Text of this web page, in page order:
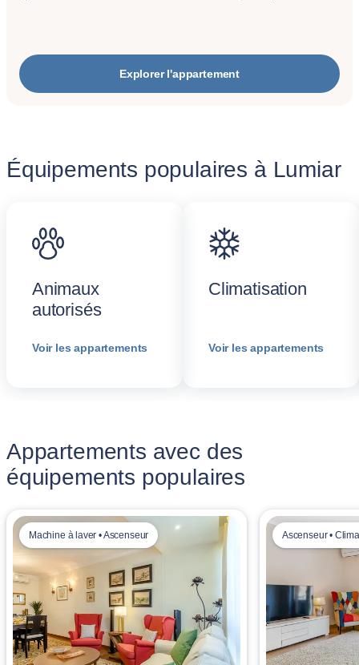
Explorer l'appartement
Équipements populaires à Lumiar
Animaux
autorisés
Voir les appartements
Climatisation
Voir les appartements
Appartements avec des
équipements populaires
Machine à laver • Ascenseur Ascenseur •